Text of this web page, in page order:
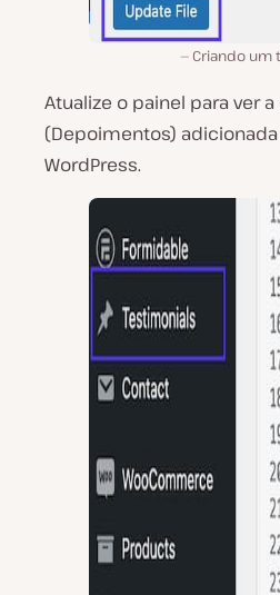
Criando um
Atualize o painel para ver
(Depoimentos)
WordPress.